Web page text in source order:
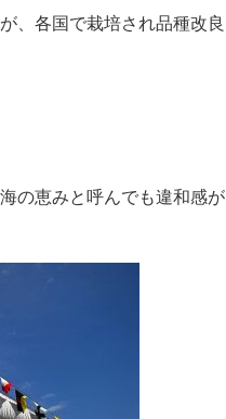
、各国で栽培され品種改良
の恵みと呼んでも違和感が